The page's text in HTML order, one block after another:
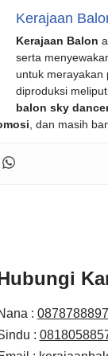
Kerajaan
Kerajaan Balon
serta
untuk merayakan
diproduksi
balon sky
, dan masih
:
: